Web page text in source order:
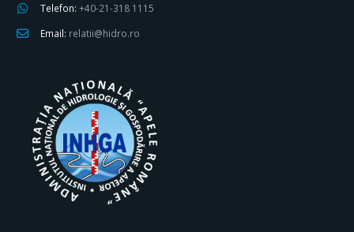
Telefon: +40-21-318 1115
Email: relatii@hidro.ro